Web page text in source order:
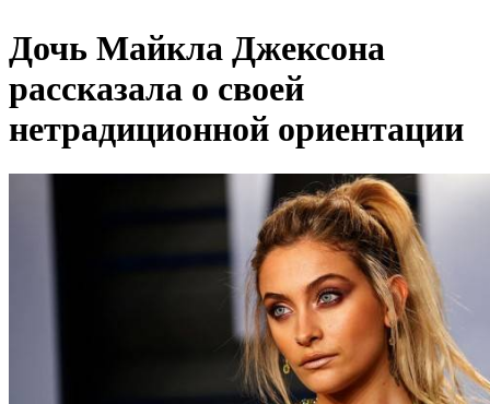
Дочь Майкла Джексона
рассказала о своей
нетрадиционной ориентации